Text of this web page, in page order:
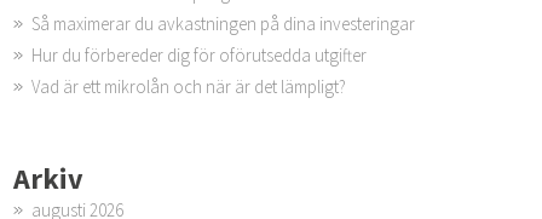
Så maximerar du avkastningen på dina investeringar
Hur du förbereder dig för oförutsedda utgifter
Vad är ett mikrolån och när är det lämpligt?
Arkiv
augusti 2026